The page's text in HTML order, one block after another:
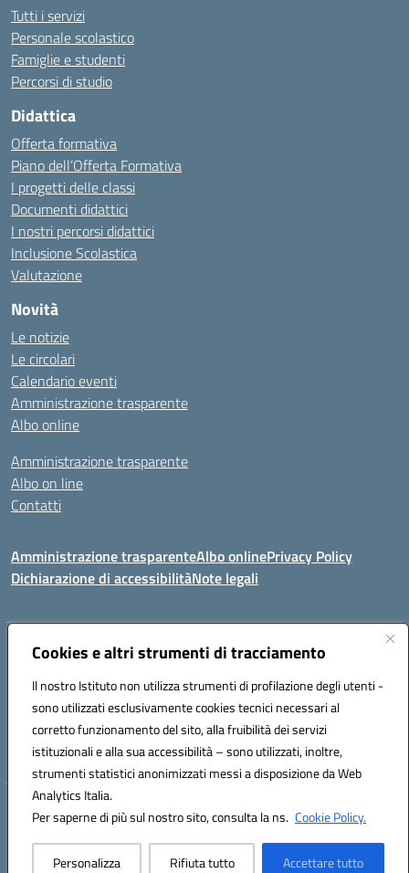
Cookies e altri strumenti di tracciamento
Il nostro Istituto non utilizza strumenti di profilazione degli utenti -
sono utilizzati esclusivamente cookies tecnici necessari al
corretto funzionamento del sito, alla fruibilità dei servizi
istituzionali e alla sua accessibilità – sono utilizzati, inoltre,
strumenti statistici anonimizzati messi a disposizione da Web
Analytics Italia.
Per saperne di più sul nostro sito, consulta la ns. Cookie Policy.
Personalizza Rifiuta tutto Accettare tutto
Tutti i servizi
Personale scolastico
Famiglie e studenti
Percorsi di studio
Didattica
Offerta formativa
Piano dell’Offerta Formativa
I progetti delle classi
Documenti didattici
I nostri percorsi didattici
Inclusione Scolastica
Valutazione
Novità
Le notizie
Le circolari
Calendario eventi
Amministrazione trasparente
Albo online
Amministrazione trasparente
Albo on line
Contatti
Amministrazione trasparenteAlbo onlinePrivacy Policy
Dichiarazione di accessibilitàNote legali
Indirizzo:Via Tirso, 07011 Bono (SS)
Posta elettronica certificata (PEC):ssic820006@pec.istruzione.it
Codice fiscale: 81000530907
Codice meccanografico: SSIC820006
Hosting & Powered by 3D Solution S.r.l.
Concept & Design by Designers Italia